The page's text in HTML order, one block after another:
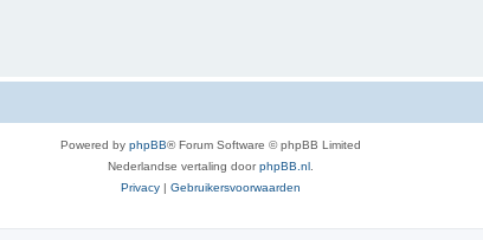
Powered by phpBB® Forum Software © phpBB Limited
Nederlandse vertaling doorphpBB.nl
Privacy | Gebruikersvoorwaarden